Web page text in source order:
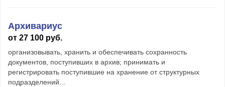
Архивариус
от 27 100 руб.
организовывать, хранить и обеспечивать сохранность
документов, поступивших в архив; принимать и
регистрировать поступившие на хранение от структурных
подразделений...